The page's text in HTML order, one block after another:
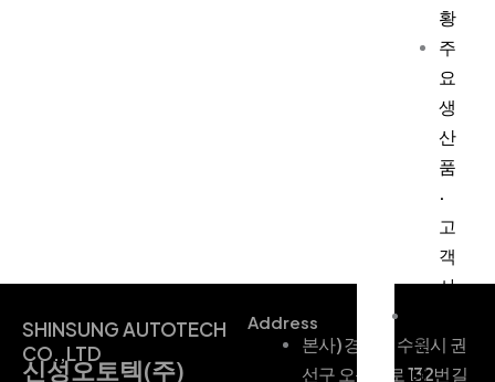
황
주
요
생
산
품
·
고
객
사
증
내
SHINSUNG AUTOTECH
CO.,LTD
신성오토텍(주)
Address
본사) 경기도 수원시 권
선구 오목천로 132번길